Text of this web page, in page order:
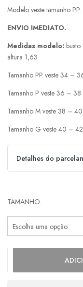
Modelo veste tamanho PP.
ENVIO IMEDIATO.
Medidas modelo:
altura 1,63
Tamanho PP veste 34 –
Tamanho P veste 36 – 38
Tamanho M veste 38 – 40
Tamanho G veste 40 – 42
Detalhes do
2x deR$244,50s/
TAMANHO